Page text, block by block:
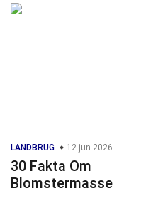
LANDBRUG 12 jun 2026
30 Fakta Om
Blomstermasse